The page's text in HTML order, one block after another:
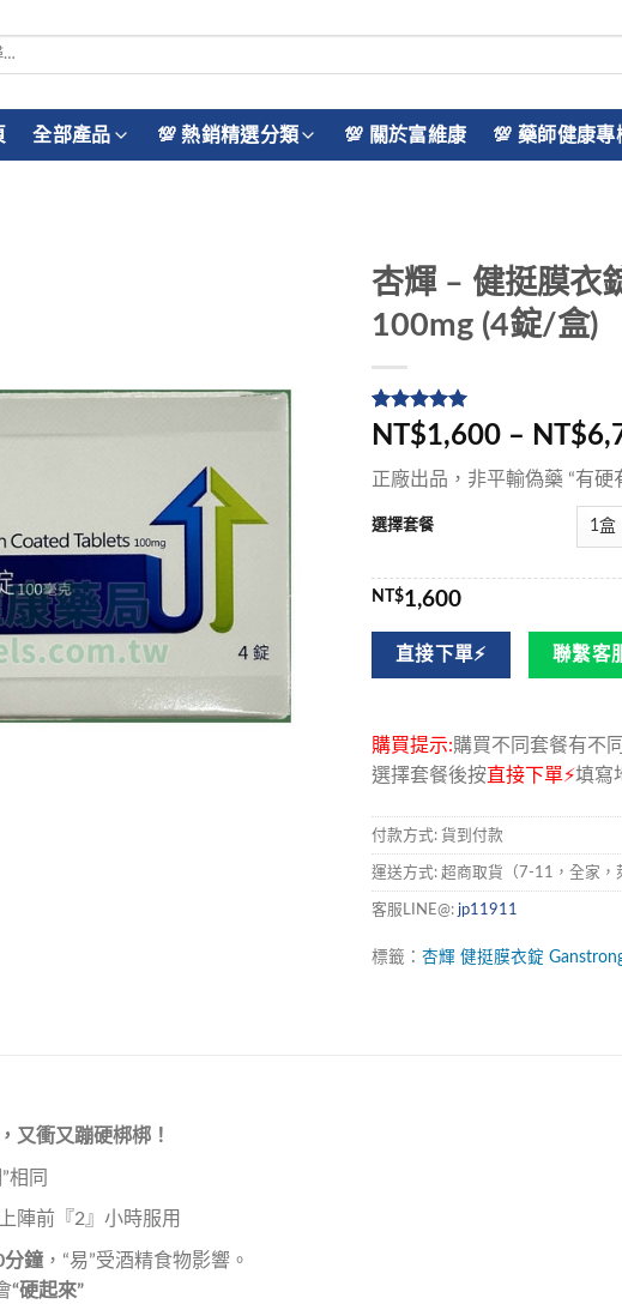
全部產品 💯 熱銷精選分類 💯 關於富維康 💯 藥師健康專
杏輝 – 健挺膜衣
100mg (4錠/盒)
評分5/
5，已有
5
位
顧客進行評
分
NT$1,600 –
正廠出品，非平輸偽藥 “有
選擇套餐
NT$1,600
直接下單⚡ 聯繫客
購買提示:購買不同套餐有不
選擇套餐後按直接下單⚡填寫
付款方式: 貨到付款
運送方式: 超商取貨（7-11，全家
客服LINE@: jp11911
標籤： 杏輝 健挺膜衣錠
又衝又蹦硬梆梆！
相同
陣前『2』小時服用
分鐘，“易”受酒精食物影響。
“硬起來”